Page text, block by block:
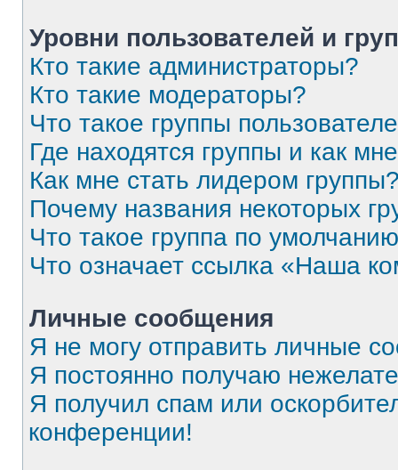
Уровни пользователей и
Кто такие администраторы?
Кто такие модераторы?
Что такое группы
Где находятся группы и как
Как мне стать лидером
Почему названия некоторых
Что такое группа по
Что означает ссылка «Наша
Личные сообщения
Я не могу отправить личные
Я постоянно получаю
Я получил спам или
конференции!